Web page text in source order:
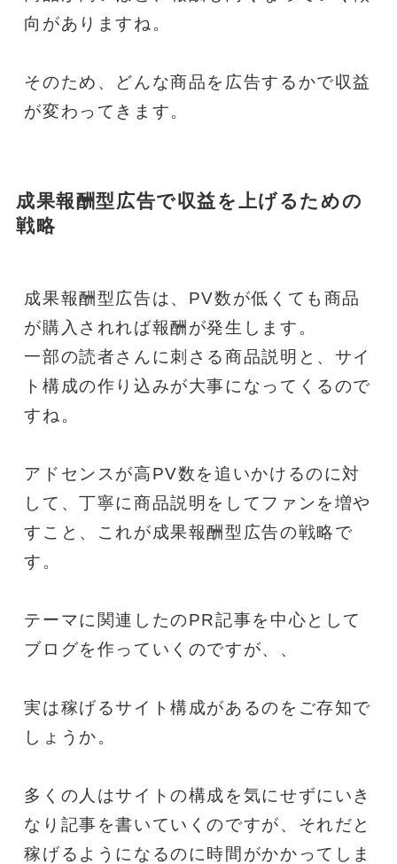
向がありますね。
そのため、どんな商品を広告するかで収益
が変わってきます。
成果報酬型広告で収益を上げるための
戦略
成果報酬型広告は、PV数が低くても商品
が購入されれば報酬が発生します。
一部の読者さんに刺さる商品説明と、サイ
ト構成の作り込みが大事になってくるので
すね。
アドセンスが高PV数を追いかけるのに対
して、丁寧に商品説明をしてファンを増や
すこと、これが成果報酬型広告の戦略で
す。
テーマに関連したのPR記事を中心として
ブログを作っていくのですが、、
実は稼げるサイト構成があるのをご存知で
しょうか。
多くの人はサイトの構成を気にせずにいき
なり記事を書いていくのですが、それだと
稼げるようになるのに時間がかかってしま